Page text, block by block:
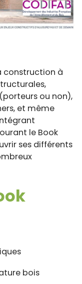
construction à
ou non),
et même
le Book
ses différents
bois